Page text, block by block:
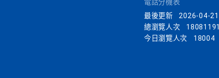
電話分機表
最後更新
2026-04-21
總瀏覽人次
18081191
今日瀏覽人次
18004